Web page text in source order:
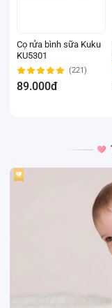
Cọ rửa bình sữa Kuku
KU5301
(221)
89.000đ